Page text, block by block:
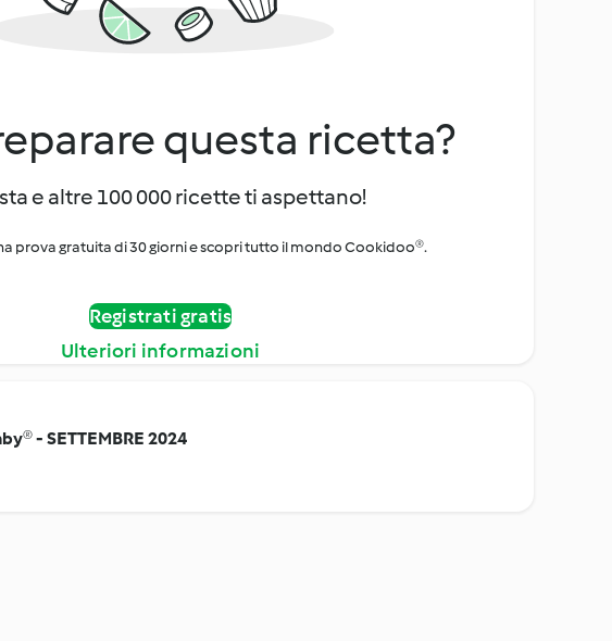
questa ricetta?
e altre 100 000 ricette ti aspettano!
prova gratuita di 30 giorni e scopri tutto il mondo Cookidoo®.
Registrati gratis
Ulteriori informazioni
- SETTEMBRE 2024